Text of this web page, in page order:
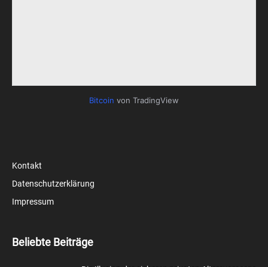
Bitcoin von TradingView
Kontakt
Datenschutzerklärung
Impressum
Beliebte Beiträge